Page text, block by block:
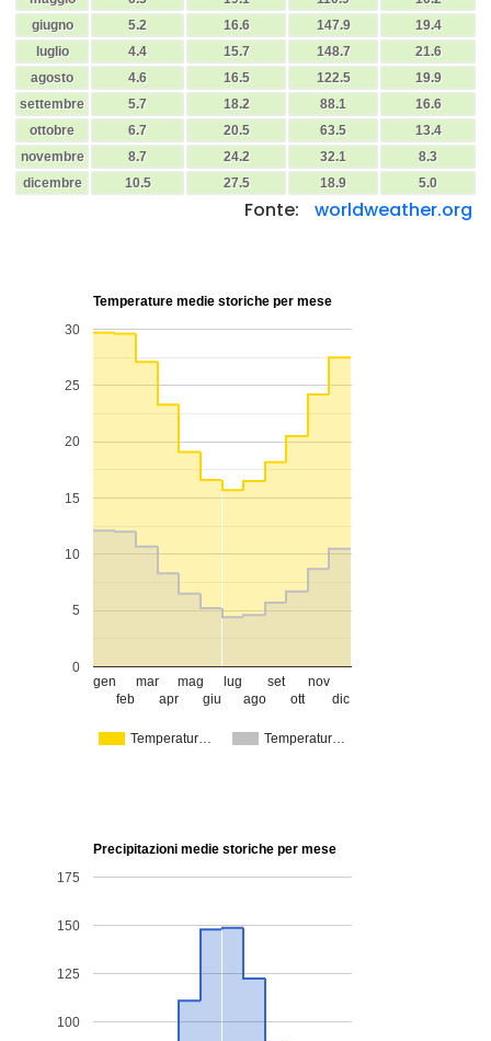
giugno
5.2 16.6 147.9
19.4
luglio
4.4 15.7 148.7
21.6
agosto
4.6 16.5 122.5
19.9
settembre
5.7 18.2 88.1
16.6
ottobre
6.7 20.5 63.5
13.4
novembre
8.7 24.2 32.1
8.3
dicembre
10.5 27.5 18.9 5.0
Fonte: worldweather.org
Temperature medie storiche per mese
Temperatur… Temperatur…
gen
feb
mar
apr
mag
giu
lug
ago
set
ott
nov
dic
0
5
10
15
20
25
30
Precipitazioni medie storiche per mese
100
125
150
175